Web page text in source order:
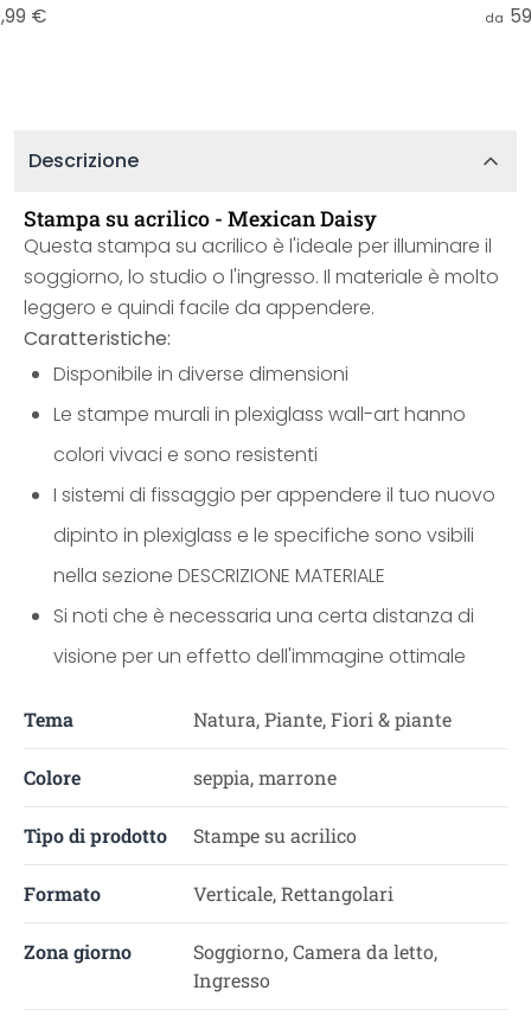
€
da
Descrizione
Stampa su acrilico - Mexican Daisy
Questa stampa su acrilico è l'ideale per illuminare il
soggiorno, lo studio o l'ingresso. Il materiale è molto
leggero e quindi facile da appendere.
Caratteristiche:
Disponibile in diverse dimensioni
Le stampe murali in plexiglass wall-art hanno
colori vivaci e sono resistenti
I sistemi di fissaggio per appendere il tuo nuovo
dipinto in plexiglass e le specifiche sono vsibili
nella sezione DESCRIZIONE MATERIALE
Si noti che è necessaria una certa distanza di
visione per un effetto dell'immagine ottimale
Tema Natura, Piante, Fiori & piante
Colore seppia, marrone
Tipo di prodotto Stampe su acrilico
Formato Verticale, Rettangolari
Zona giorno
Soggiorno, Camera da letto,
Ingresso